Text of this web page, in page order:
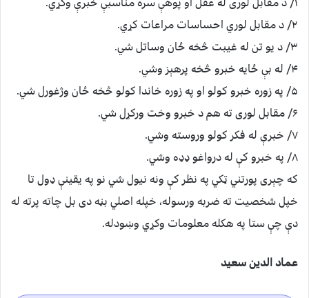
۲/ د مقابل لوري احساسات مراعات کړي.
۳/ د يو تن له غيبت څخه ځان وساتل شي.
۴/ له بې ځايه خبرو څخه پرهېز وشي.
۵/ په زوره خبرو کولو او په زوره خاندا کولو څخه ځان وژغورل شي.
۶/ مقابل لوری ته هم د خبرو وخت ورکړل شي.
۷/ خبرې له فکر کولو وروسته وشي.
۸/ په خبرو کې له درواغو ډډه وشي.
که چېری پورتني ټکي په نظر کې ونه نيول شي نو په يقينې ډول تا
خپل شخصيت ته ضربه ورسوله، خپله اصلي بڼه دی بل چاته پرته له
دې چې ستا په هکله معلومات وکړي وښودله.
عماد الدین سعید